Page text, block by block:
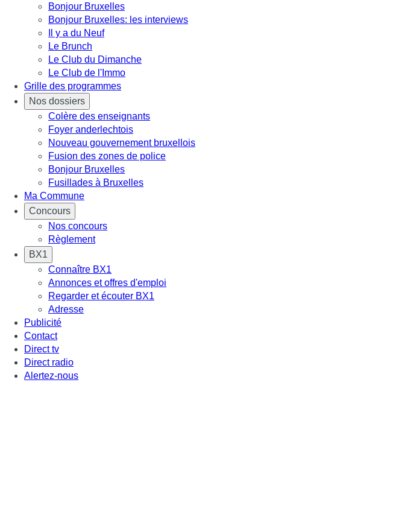
Bonjour Bruxelles
Bonjour Bruxelles: les interviews
Il y a du Neuf
Le Brunch
Le Club du Dimanche
Le Club de l'Immo
Grille des programmes
Nos dossiers
Colère des enseignants
Foyer anderlechtois
Nouveau gouvernement bruxellois
Fusion des zones de police
Bonjour Bruxelles
Fusillades à Bruxelles
Ma Commune
Concours
Nos concours
Règlement
BX1
Connaître BX1
Annonces et offres d'emploi
Regarder et écouter BX1
Adresse
Publicité
Contact
Direct tv
Direct radio
Alertez-nous